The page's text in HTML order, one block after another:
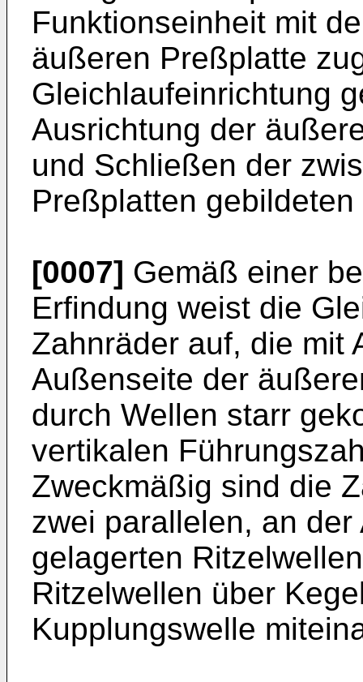
Funktionseinheit mit
äußeren Preßplatte
Gleichlaufeinrichtung
Ausrichtung der
und Schließen der
Preßplatten
[0007] Gemäß einer
Erfindung weist die
Zahnräder auf, die mit
Außenseite der
durch Wellen starr
vertikalen
Zweckmäßig sind die
zwei parallelen, an
gelagerten
Ritzelwellen über
Kupplungswelle